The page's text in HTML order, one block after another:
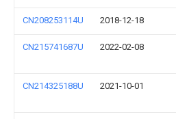
CN208253114U 2018-12-18
CN215741687U 2022-02-08
CN214325188U 2021-10-01